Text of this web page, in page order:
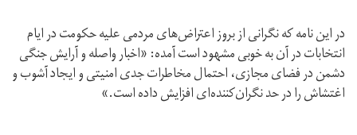
در این نامه که نگرانی از بروز اعتراض‌های مردمی علیه حکومت در ایام
انتخابات در آن به خوبی مشهود است آمده: «اخبار واصله و آرایش جنگی
دشمن در فضای مجازی، احتمال مخاطرات جدی امنیتی و ایجاد آشوب و
اغتشاش را در حد نگران‌کننده‌ای افزایش داده است.»